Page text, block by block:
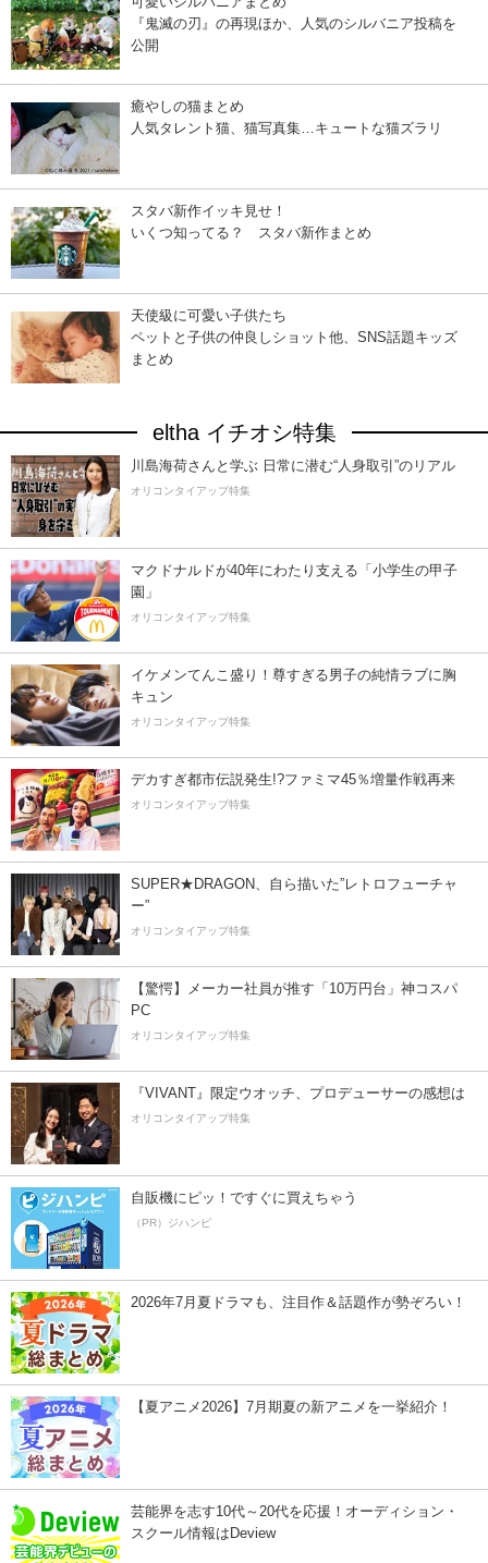
『鬼滅の刃』の再現ほか、人気のシルバニア投稿を
公開
癒やしの猫まとめ
人気タレント猫、猫写真集…キュートな猫ズラリ
スタバ新作イッキ見せ！
いくつ知ってる？ スタバ新作まとめ
天使級に可愛い子供たち
ペットと子供の仲良しショット他、SNS話題キッズ
まとめ
eltha イチオシ特集
川島海荷さんと学ぶ 日常に潜む“人身取引”のリアル
オリコンタイアップ特集
マクドナルドが40年にわたり支える「小学生の甲子
園」
オリコンタイアップ特集
イケメンてんこ盛り！尊すぎる男子の純情ラブに胸
キュン
オリコンタイアップ特集
デカすぎ都市伝説発生!?ファミマ45％増量作戦再来
オリコンタイアップ特集
SUPER★DRAGON、自ら描いた”レトロフューチャ
ー”
オリコンタイアップ特集
【驚愕】メーカー社員が推す「10万円台」神コスパ
PC
オリコンタイアップ特集
『VIVANT』限定ウオッチ、プロデューサーの感想は
オリコンタイアップ特集
自販機にピッ！ですぐに買えちゃう
（PR）ジハンピ
2026年7月夏ドラマも、注目作＆話題作が勢ぞろい！
【夏アニメ2026】7月期夏の新アニメを一挙紹介！
芸能界を志す10代～20代を応援！オーディション・
スクール情報はDeview